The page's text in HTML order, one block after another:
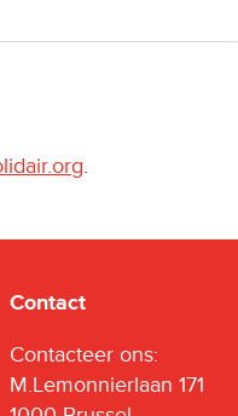
.
Contact
Contacteer ons:
M.Lemonnierlaan 171